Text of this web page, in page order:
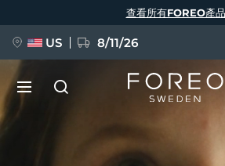
查看所有FOREO產品
US 8/11/26